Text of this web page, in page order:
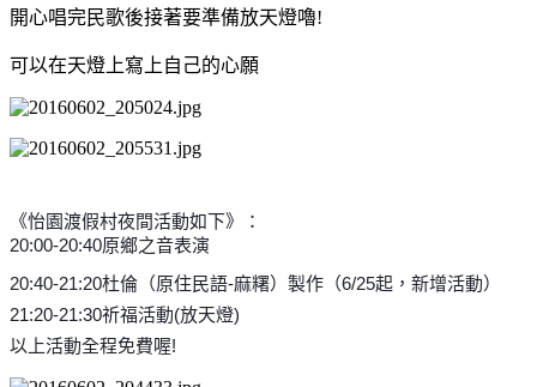
開心唱完民歌後接著要準備放天燈嚕!
可以在天燈上寫上自己的心願
《怡園渡假村夜間活動如下》：
20:00-20:40原鄉之音表演
20:40-21:20杜倫（原住民語-麻糬）製作（6/25起，新增活動）
21:20-21:30祈福活動(放天燈)
以上活動全程免費喔!